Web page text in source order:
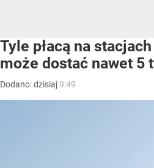
Tyle płacą na
może dostać nawet 5
Dodano:dzisiaj9:49